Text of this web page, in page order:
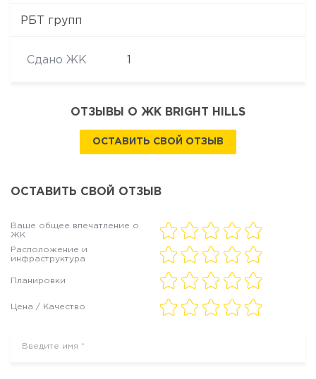
РБТ групп
Сдано ЖК 1
ОТЗЫВЫ О ЖК BRIGHT HILLS
ОСТАВИТЬ СВОЙ ОТЗЫВ
ОСТАВИТЬ СВОЙ ОТЗЫВ
Ваше общее впечатление о
ЖК
Расположение и
инфраструктура
Планировки
Цена / Качество